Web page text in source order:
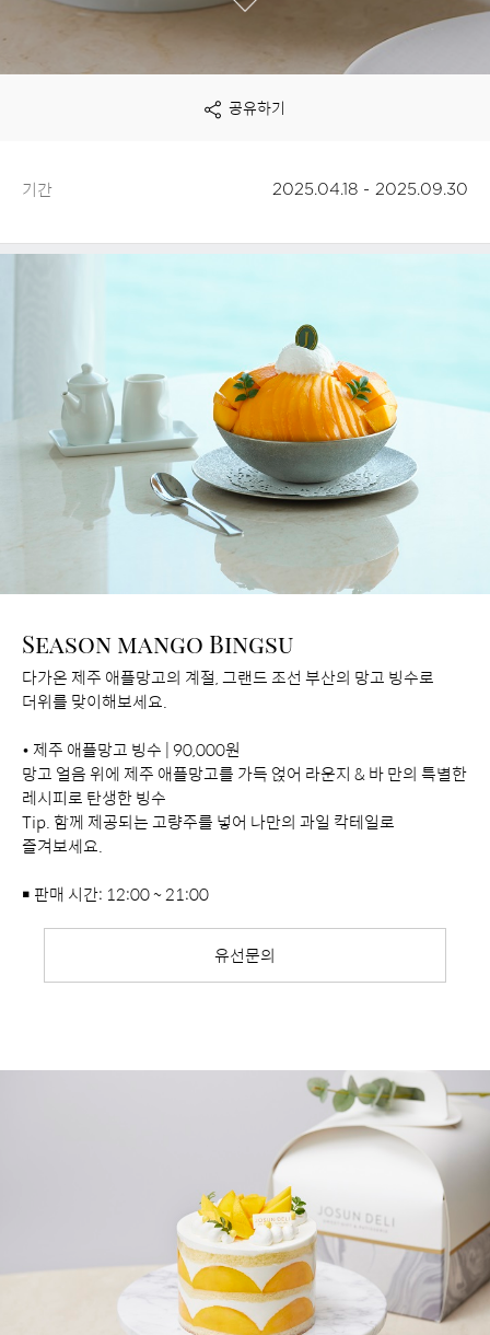
자
세
히
기
공유하기
기간 2025.04.18 - 2025.09.30
Season mango Bingsu
다가온 제주 애플망고의 계절, 그랜드 조선 부산의 망고 빙수로
더위를 맞이해보세요.
• 제주 애플망고 빙수 | 90,000원
망고 얼음 위에 제주 애플망고를 가득 얹어 라운지 & 바 만의 특별한
레시피로 탄생한 빙수
Tip. 함께 제공되는 고량주를 넣어 나만의 과일 칵테일로
즐겨보세요.
￭ 판매 시간: 12:00 ~ 21:00
유선문의